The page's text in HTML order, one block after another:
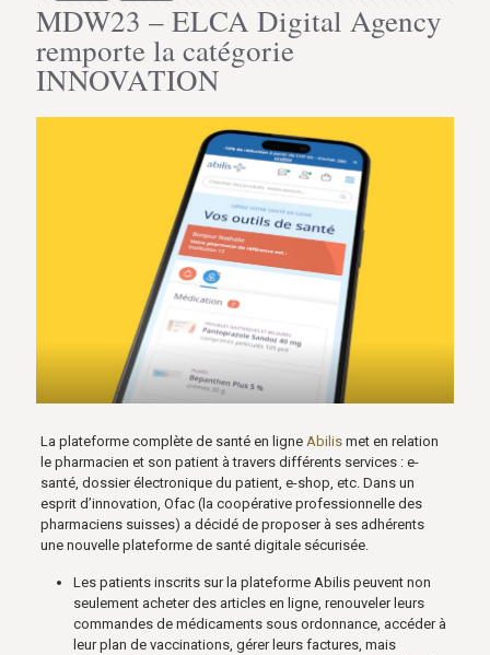
MDW23 – ELCA Digital Agency
remporte la catégorie
INNOVATION
La plateforme complète de santé en ligne Abilismet en relation
le pharmacien et son patient à travers différents services : e-
santé, dossier électronique du patient, e-shop, etc. Dans un
esprit d’innovation, Ofac (la coopérative professionnelle des
pharmaciens suisses) a décidé de proposer à ses adhérents
une nouvelle plateforme de santé digitale sécurisée.
Les patients inscrits sur la plateforme Abilis peuvent non
seulement acheter des articles en ligne, renouveler leurs
commandes de médicaments sous ordonnance, accéder à
leur plan de vaccinations, gérer leurs factures, mais